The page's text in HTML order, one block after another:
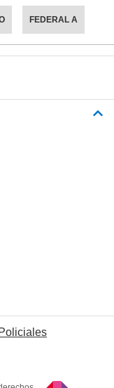
FEDERAL A
Policiales